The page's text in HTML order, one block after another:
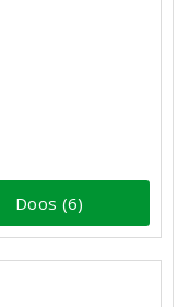
Doos (6)